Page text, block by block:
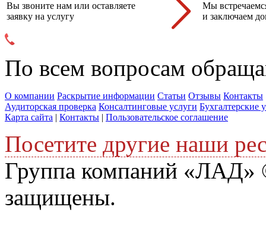
Вы звоните нам или оставляете
заявку на услугу
Мы
и заключаем
По всем вопросам
О компании Раскрытие информации Статьи Отзывы Контакты
Аудиторская проверка Консалтинговые услуги Бухгалтерские
Карта сайта | Контакты | Пользовательское соглашение
Посетите другие наши
Группа компаний «ЛАД»
защищены.